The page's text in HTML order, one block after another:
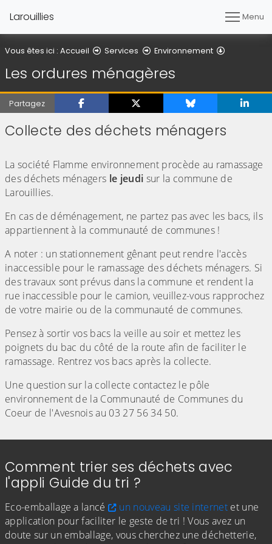
Larouillies Menu
Vous êtes ici : Accueil Services Environnement
Les ordures ménagères
Partagez
Collecte des déchets ménagers
La société Flamme environnement procède au ramassage
des déchets ménagers le jeudi sur la commune de
Larouillies.
En cas de déménagement, ne partez pas avec les bacs, ils
appartiennent à la communauté de communes !
A noter : un stationnement gênant peut rendre l'accès
inaccessible pour le ramassage des déchets ménagers. Si
des travaux sont prévus dans la commune et rendent la
rue inaccessible pour le camion, veuillez-vous rapprochez
de votre mairie ou de la communauté de communes.
Pensez à sortir vos bacs la veille au soir et mettez les
poignets du bac du côté de la route afin de faciliter le
ramassage. Rentrez vos bacs après la collecte.
Une question sur la collecte contactez le pôle
environnement de la Communauté de Communes du
Coeur de l'Avesnois au 03 27 56 34 50.
Comment trier ses déchets avec
l'appli Guide du tri ?
Eco-emballage a lancé un nouveau site internet et une
application pour faciliter le geste de tri ! Vous avez un
doute sur un emballage, vous cherchez une déchetterie,